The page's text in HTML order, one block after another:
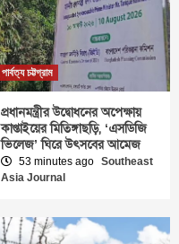
পার্বত্য চট্টগ্রাম
প্রধানমন্ত্রীর উদ্বোধনের অপেক্ষায়
কাপ্তাইয়ের মিতিঙ্গাছড়ি, ‘এসডিজি
ভিলেজ’ ঘিরে উৎসবের আমেজ
53 minutes ago Southeast
Asia Journal